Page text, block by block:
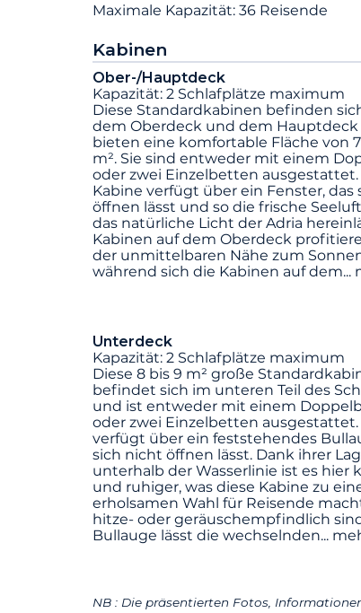
Maximale Kapazität: 36 Reisende
Kabinen
Ober-/Hauptdeck
Kapazität: 2 Schlafplätze maximum
Diese Standardkabinen befinden
dem Oberdeck und dem Hauptdeck
bieten eine komfortable Fläche von
m². Sie sind entweder mit einem
oder zwei Einzelbetten ausgestattet.
Kabine verfügt über ein Fenster, das
öffnen lässt und so die frische
das natürliche Licht der Adria
Kabinen auf dem Oberdeck
der unmittelbaren Nähe zum
während sich die Kabinen auf dem...
Unterdeck
Kapazität: 2 Schlafplätze maximum
Diese 8 bis 9 m² große
befindet sich im unteren Teil des
und ist entweder mit einem
oder zwei Einzelbetten ausgestattet.
verfügt über ein feststehendes
sich nicht öffnen lässt. Dank ihrer
unterhalb der Wasserlinie ist es hier
und ruhiger, was diese Kabine zu
erholsamen Wahl für Reisende
hitze- oder geräuschempfindlich
Bullauge lässt die wechselnden...
NB : Die präsentierten Fotos,